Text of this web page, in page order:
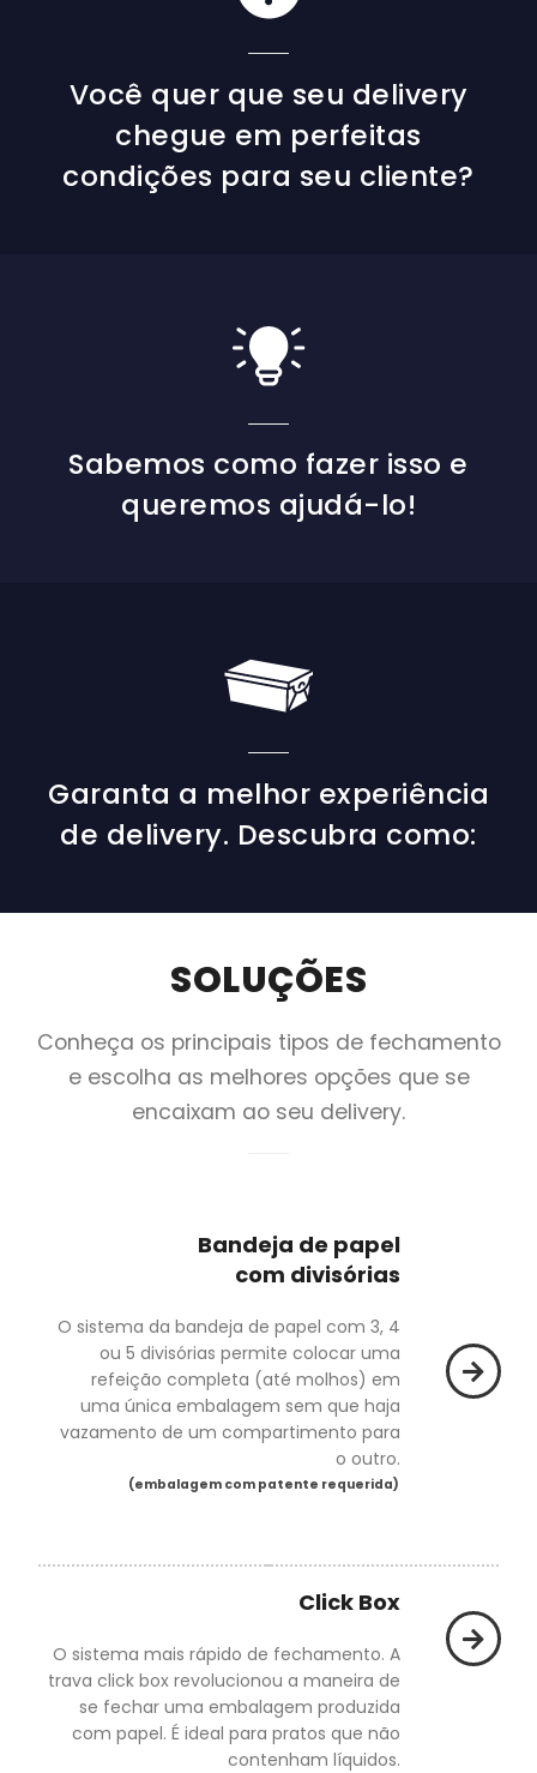
Você quer que seu delivery
chegue em perfeitas
condições para seu cliente?
Sabemos como fazer isso e
queremos ajudá-lo!
Garanta a melhor experiência
de delivery. Descubra como:
SOLUÇÕES
Conheça os principais tipos de fechamento
e escolha as melhores opções que se
encaixam ao seu delivery.
Bandeja de papel
com divisórias
O sistema da bandeja de papel com 3, 4
ou 5 divisórias permite colocar uma
refeição completa (até molhos) em
uma única embalagem sem que haja
vazamento de um compartimento para
o outro.
(embalagem com patente requerida)
Click Box
O sistema mais rápido de fechamento. A
trava click box revolucionou a maneira de
se fechar uma embalagem produzida
com papel. É ideal para pratos que não
contenham líquidos.